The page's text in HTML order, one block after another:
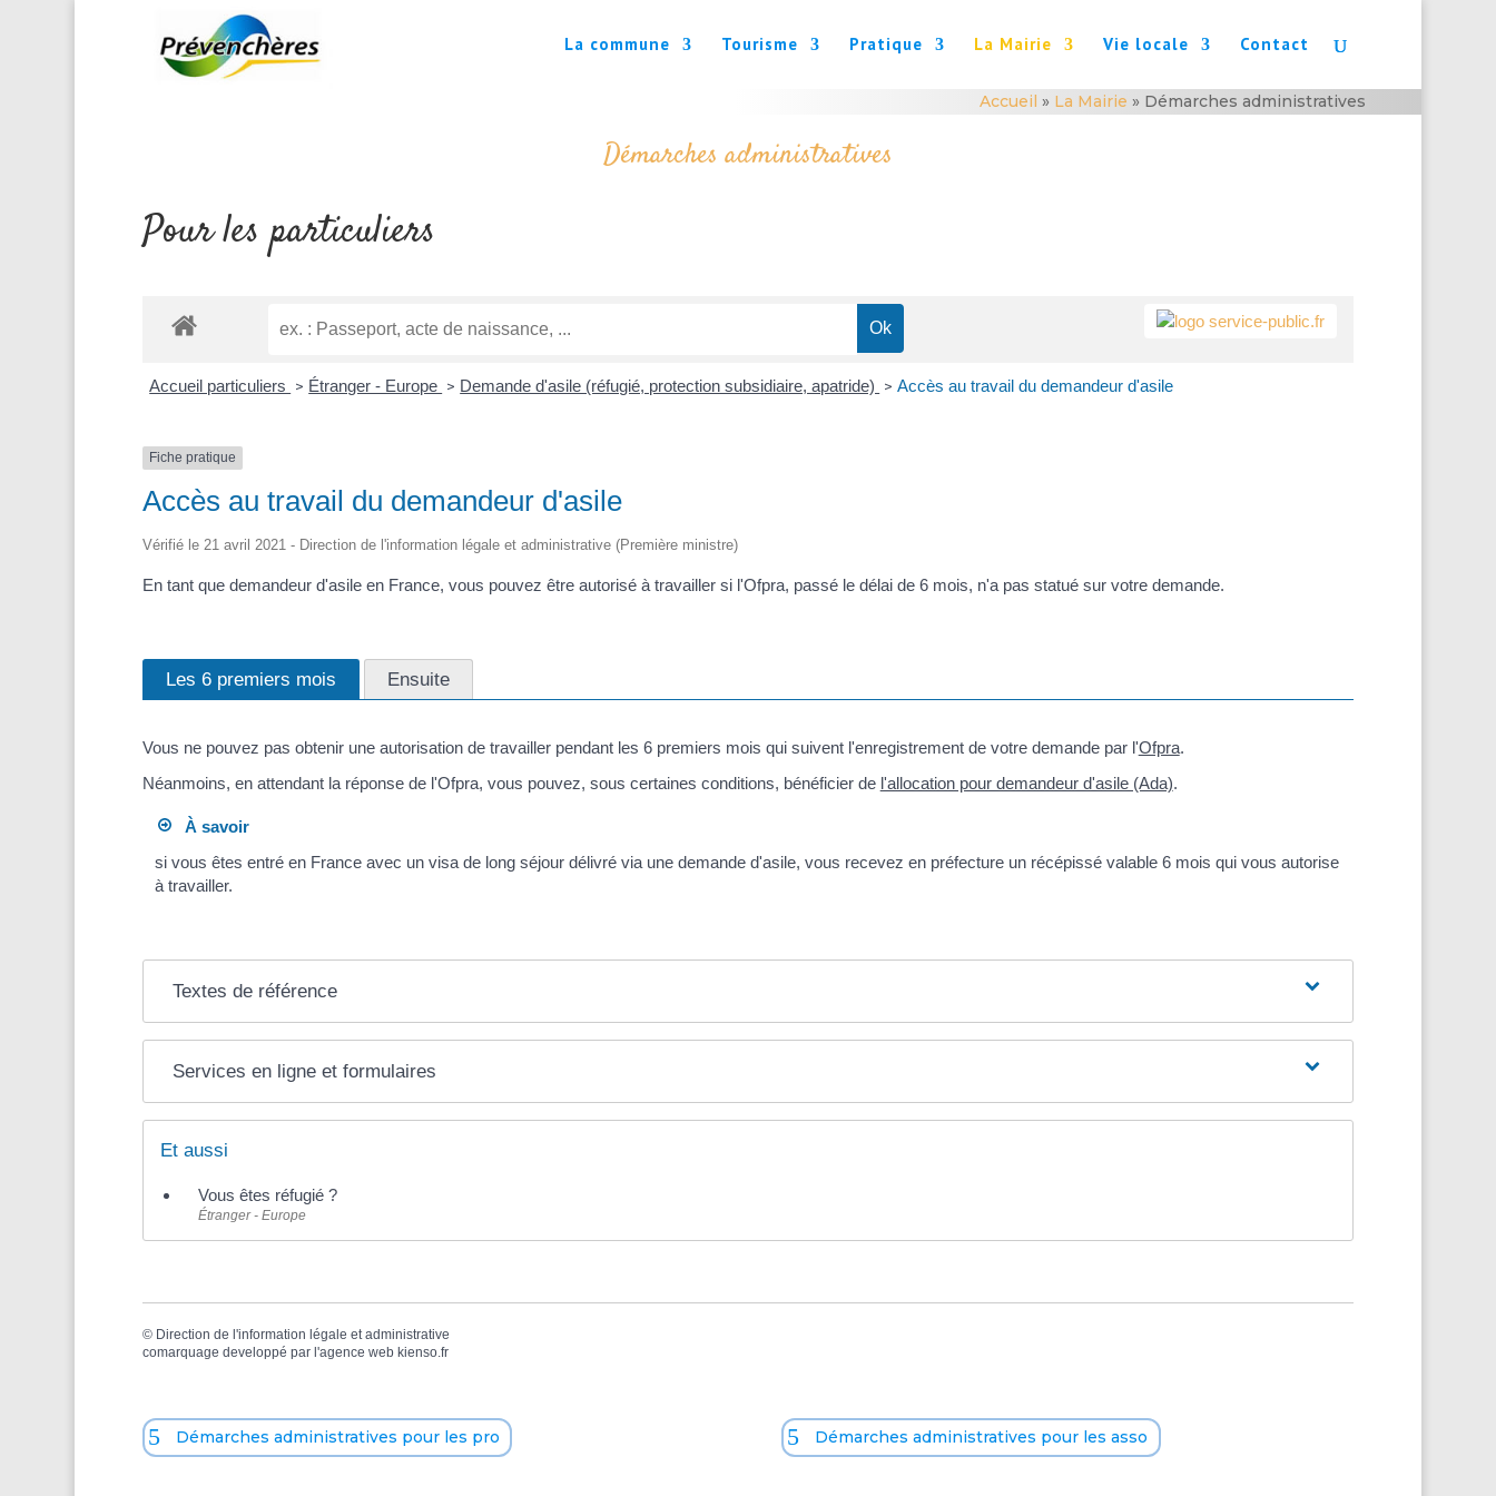
La commune Tourisme Pratique La Mairie Vie locale Contact
Accueil » La Mairie » Démarches administratives
Démarches administratives
Pour les particuliers
Accueil particuliers > Étranger - Europe > Demande d'asile (réfugié, protection subsidiaire, apatride) > Accès au travail du demandeur d'asile
Fiche pratique
Accès au travail du demandeur d'asile
Vérifié le 21 avril 2021 - Direction de l'information légale et administrative (Première ministre)
En tant que demandeur d'asile en France, vous pouvez être autorisé à travailler si l'Ofpra, passé le délai de 6 mois, n'a pas statué sur votre demande.
Les 6 premiers mois Ensuite
Vous ne pouvez pas obtenir une autorisation de travailler pendant les 6 premiers mois qui suivent l'enregistrement de votre demande par l'Ofpra.
Néanmoins, en attendant la réponse de l'Ofpra, vous pouvez, sous certaines conditions, bénéficier de l'allocation pour demandeur d'asile (Ada).
À savoir
si vous êtes entré en France avec un visa de long séjour délivré via une demande d'asile, vous recevez en préfecture un récépissé valable 6 mois qui vous autorise
à travailler.
Textes de référence
Services en ligne et formulaires
Et aussi
Vous êtes réfugié ?
Étranger - Europe
© Direction de l'information légale et administrative
comarquage developpé par l'agence web kienso.fr
Démarches administratives pour les pro Démarches administratives pour les asso